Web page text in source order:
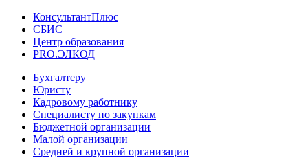
КонсультантПлюс
СБИС
Центр образования
PRO.ЭЛКОД
Бухгалтеру
Юристу
Кадровому работнику
Специалисту по закупкам
Бюджетной организации
Малой организации
Средней и крупной организации